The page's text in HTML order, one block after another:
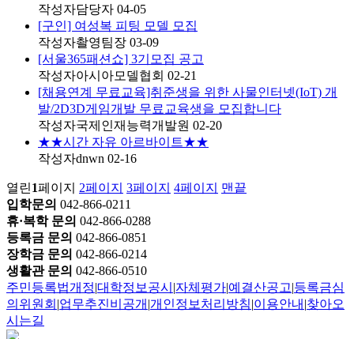
작성자담당자 04-05
[구인] 여성복 피팅 모델 모집
작성자촬영팀장 03-09
[서울365패션쇼] 3기모집 공고
작성자아시아모델협회 02-21
[채용연계 무료교육]취준생을 위한 사물인터넷(IoT) 개
발/2D3D게임개발 무료교육생을 모집합니다
작성자국제인재능력개발원 02-20
★★시간 자유 아르바이트★★
작성자dnwn 02-16
열린1페이지 2페이지 3페이지 4페이지
맨끝
입학문의 042-866-0211
휴·복학 문의 042-866-0288
등록금 문의 042-866-0851
장학금 문의 042-866-0214
생활관 문의 042-866-0510
주민등록법개정|대학정보공시 |자체평가|예결산공고|등록금심
의위원회 |업무추진비공개 |개인정보처리방침|이용안내 |찾아오
시는길